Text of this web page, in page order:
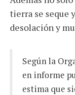
tierra se seque
desolación y
Según la
en informe
estima que